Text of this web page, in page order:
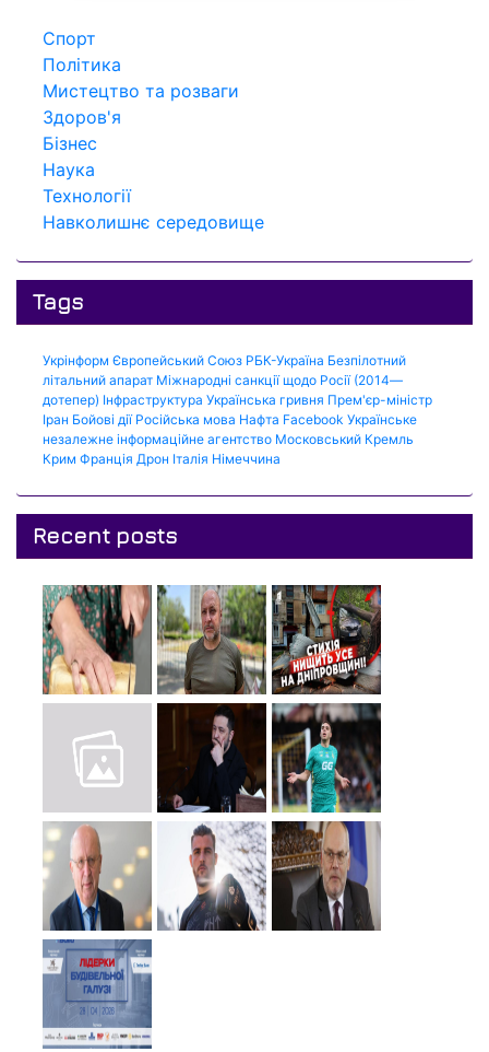
Спорт
Політика
Мистецтво та розваги
Здоров'я
Бізнес
Наука
Технології
Навколишнє середовище
Tags
Укрінформ Європейський Союз РБК-Україна Безпілотний
літальний апарат Міжнародні санкції щодо Росії (2014—
дотепер) Інфраструктура Українська гривня Прем'єр-міністр
Іран Бойові дії Російська мова Нафта Facebook Українське
незалежне інформаційне агентство Московський Кремль
Крим Франція Дрон Італія Німеччина
Recent posts